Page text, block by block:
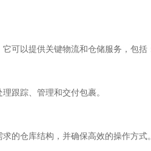
以提供关键物流和仓储服务，包括
跟踪、管理和交付包裹。
的仓库结构，并确保高效的操作方式。